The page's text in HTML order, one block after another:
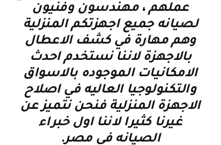
عملهم ، مهندسون وفنيون
لصيانه جميع اجهزتكم المنزلية
وهم مهارة في كشف الاعطال
بالاجهزة لاننا نستخدم احدث
الامكانيات الموجوده بالاسواق
والتكنولوجيا العاليه في اصلاح
الاجهزة المنزلية فنحن نتميز عن
غيرنا كثيرا لاننا اول خبراء
الصيانه فى مصر.